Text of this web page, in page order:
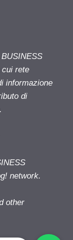
cui rete
informazione
di
network.
other